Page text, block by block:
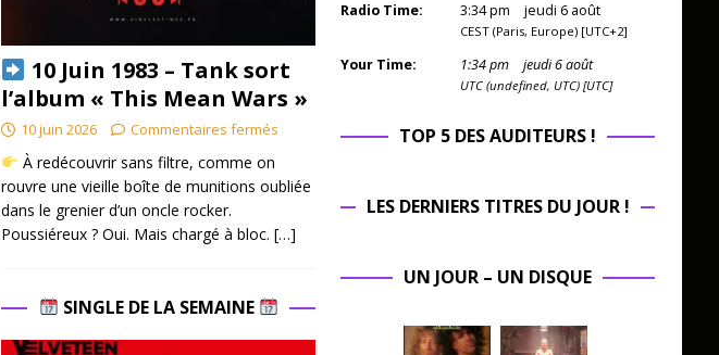
10 Juin 1983 – Tank sort
l’album « This Mean Wars »
10 juin 2026 Commentaires fermés
À redécouvrir sans filtre, comme on
rouvre une vieille boîte de munitions oubliée
dans le grenier d’un oncle rocker.
Poussiéreux ? Oui. Mais chargé à bloc. […]
SINGLE DE LA SEMAINE
Radio Time: 3:34pm jeudi 6 août
CEST (Paris, Europe) [UTC+2]
Your Time: 1:34pm jeudi 6 août
UTC (undefined, UTC) [UTC]
TOP 5 DES AUDITEURS !
LES DERNIERS TITRES DU JOUR !
UN JOUR – UN DISQUE